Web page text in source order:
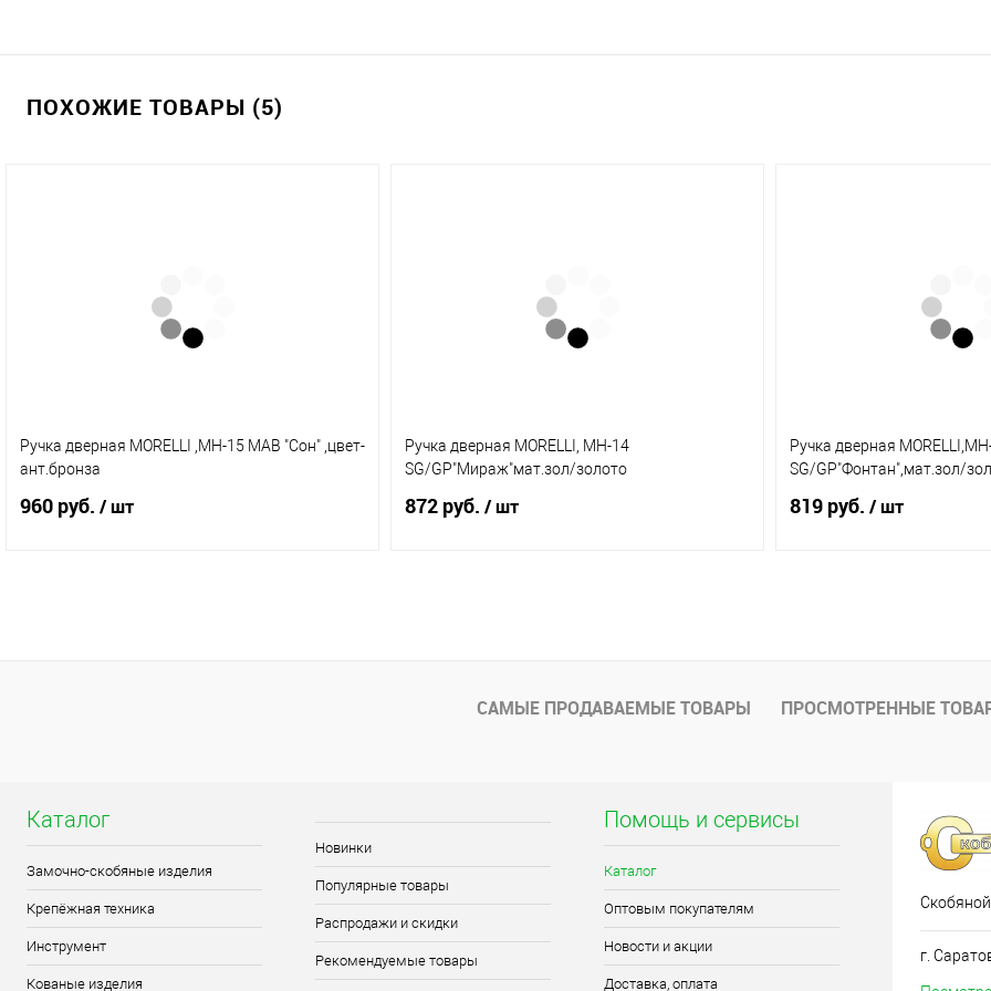
ПОХОЖИЕ ТОВАРЫ (5)
Ручка дверная MORELLI ,МН-15 МАВ "Сон" ,цвет-
ант.бронза
960 руб. / шт
Купить в 1 клик
Сравнение
Ручка дверная MORELLI, МН-14
SG/GP"Мираж"мат.зол/золото
872 руб. / шт
Купить в 1 клик
Сравнение
Ручка дверная
SG/GP"Фонтан",мат.зол/
819 руб. / шт
Купить в 1 клик
САМЫЕ ПРОДАВАЕМЫЕ ТОВАРЫ ПРОСМОТРЕННЫЕ
Каталог
Замочно-скобяные изделия
Крепёжная техника
Инструмент
Кованые изделия
Новинки
Популярные товары
Распродажи и скидки
Рекомендуемые товары
Помощь и сервисы
Каталог
Оптовым покупателям
Новости и акции
Доставка, оплата
г.